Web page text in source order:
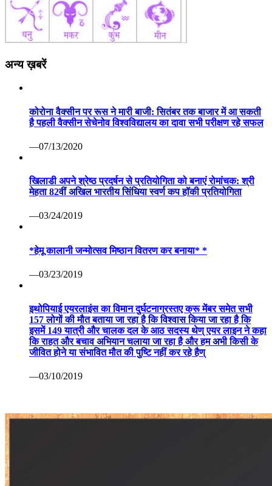
अन्य ख़बरें
कोरोना वैक्सीन पर रूस ने मारी बाजी: सितंबर तक बाजार में आ सकती
है पहली वैक्सीन सेचेनोव विश्वविद्यालय का दावा सभी परीक्षण रहे सफल
—07/13/2020
खिलाडी अपने श्रेष्ठ प्रदर्षन से प्रतियोगिता को बनाएं रोमांचक: श्री
मेहता 82वीं अखिल भारतीय सिंधिया स्वर्ण कप हॉकी प्रतियोगिता
—03/24/2019
*हेमू कालानी जन्मोत्सव मिष्ठान वितरण कर बनाया* *
—03/23/2019
इथोपियाई एयरलाइंस का विमान दुर्घटनाग्रस्तए क्रू मेंबर समेत सभी
157 लोगों की मौत बताया जा रहा है कि विश्वास किया जा रहा है कि
इसमें 149 यात्री और चालक दल के आठ सदस्य थेण् एयर लाइन ने कहा
कि राहत और बचाव अभियान चलाया जा रहा है और हम अभी किसी के
जीवित होने या संभावित मौत की पुष्टि नहीं कर रहे हैण्
—03/10/2019